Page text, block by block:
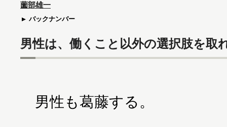
薗部雄一
バックナンバー
男性は、働くこと以外の選択肢を取
男性も葛藤する。